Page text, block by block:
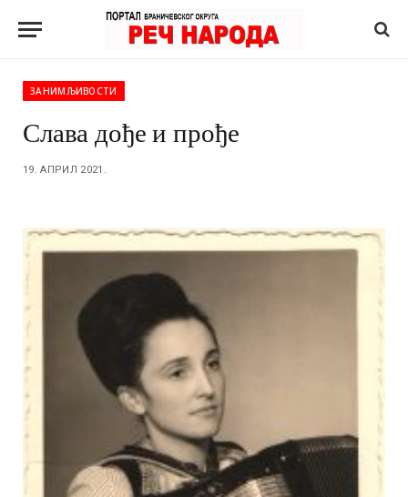
ЗАНИМЉИВОСТИ
Слава дође и прође
19. АПРИЛ 2021.